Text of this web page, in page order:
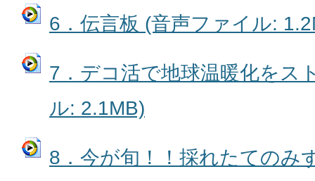
6．伝言板 (音声ファイル:
7．デコ活で地球温暖化をス
ル: 2.1MB)
8．今が旬！！採れたてのみ